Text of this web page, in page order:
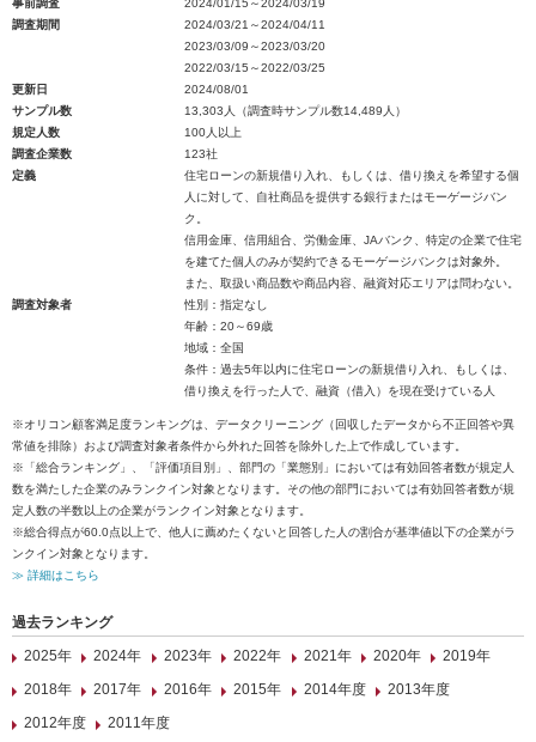
事前調査
2024/01/15～2024/03/19
調査期間
2024/03/21～2024/04/11
2023/03/09～2023/03/20
2022/03/15～2022/03/25
更新日
2024/08/01
サンプル数
13,303人（調査時サンプル数14,489人）
規定人数
100人以上
調査企業数
123社
定義
住宅ローンの新規借り入れ、もしくは、借り換えを希望する個
人に対して、自社商品を提供する銀行またはモーゲージバン
ク。
信用金庫、信用組合、労働金庫、JAバンク、特定の企業で住宅
を建てた個人のみが契約できるモーゲージバンクは対象外。
また、取扱い商品数や商品内容、融資対応エリアは問わない。
調査対象者
性別：指定なし
年齢：20～69歳
地域：全国
条件：過去5年以内に住宅ローンの新規借り入れ、もしくは、
借り換えを行った人で、融資（借入）を現在受けている人
※オリコン顧客満足度ランキングは、データクリーニング（回収したデータから不正回答や異
常値を排除）および調査対象者条件から外れた回答を除外した上で作成しています。
※「総合ランキング」、「評価項目別」、部門の「業態別」においては有効回答者数が規定人
数を満たした企業のみランクイン対象となります。その他の部門においては有効回答者数が規
定人数の半数以上の企業がランクイン対象となります。
※総合得点が60.0点以上で、他人に薦めたくないと回答した人の割合が基準値以下の企業がラ
ンクイン対象となります。
≫ 詳細はこちら
過去ランキング
2025年
2024年 2023年 2022年 2021年 2020年
2019年
2018年
2017年 2016年 2015年 2014年度
2013年度
2012年度
2011年度